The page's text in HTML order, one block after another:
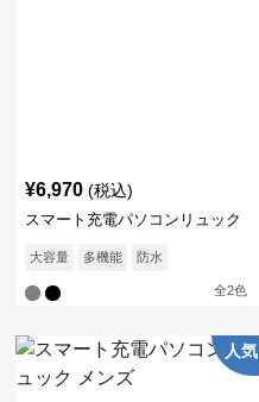
¥6,970 (税込)
スマート充電パソコンリュック
大容量 多機能 防水
全2色
人気